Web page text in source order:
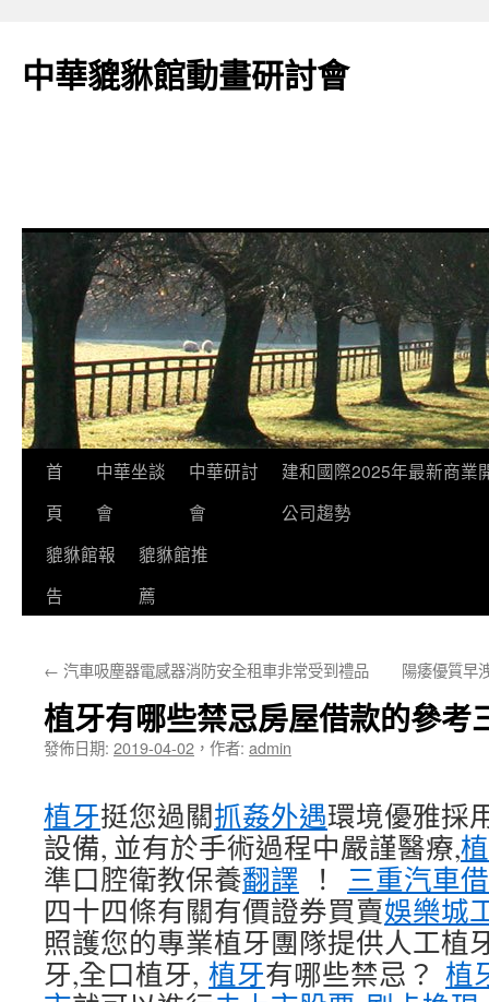
主
中華貔貅館動畫研討會
首
頁
中華坐談
會
中華研討
會
建和國際2025年最新商業
公司趨勢
貔貅館報
告
貔貅館推
薦
← 汽車吸塵器電感器消防安全租車非常受到禮品 陽痿優質早
植牙有哪些禁忌房屋借款的參考
發佈日期: 2019-04-02 ， 作者: admin
植牙挺您過關抓姦外遇環境優雅採
設備, 並有於手術過程中嚴謹醫療,
準口腔衛教保養翻譯 ！ 三重汽車
四十四條有關有價證券買賣娛樂城
照護您的專業植牙團隊提供人工植
牙,全口植牙, 植牙有哪些禁忌？ 植